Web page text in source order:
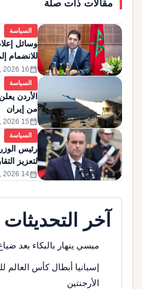
مقالات ذات صلة
السياسة
وسائل
للانضمام
غزة
calendar_month
16 Jul, 2026
السياسة
الأردن
من إيران
calendar_month
15 Jul, 2026
السياسة
رئيس
لتعزيز
calendar_month
14 Jul, 2026
آخر التحديثات
ميسي ينهار بالبكاء بعد
إسبانيا أبطال كأس العالم
الأرجنتين